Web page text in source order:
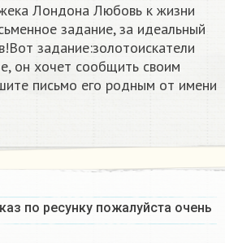
Лондона Любовь к жизни
задание, за идеальный
задание:золотоискатели
он хочет сообщить своим
письмо его родным от имени
по ресунку пожалуйста очень